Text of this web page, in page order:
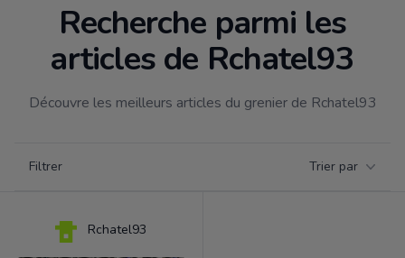
Recherche parmi les
articles de Rchatel93
Découvre les meilleurs articles du grenier de Rchatel93
Filtrer Trier par
Rchatel93